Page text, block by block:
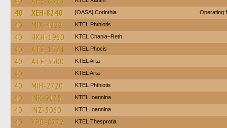
40 XEH-8240 [OASA] Corinthia Operating
40 MIX-4222 ΚΤΕL Phthiotis
40 HKH-1960 KTEL Chania–Reth.
40 ATE-1524 ΚΤΕL Phocis
40 ATE-3500 KTEL Arta
40 KTEL Arta
40 MIH-2720 ΚΤΕL Phthiotis
40 INK-9175 KTEL Ioannina
40 INZ-3060 KTEL Ioannina
40 YPB-8772 KTEL Thesprotia